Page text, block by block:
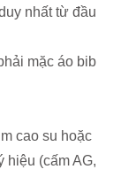
nhất từ đầu
mặc áo bib
cao su hoặc
hiệu (cấm AG,